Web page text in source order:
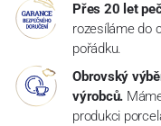
Přes 20 let
rozesíláme do
pořádku.
Obrovský
výrobců.
produkci